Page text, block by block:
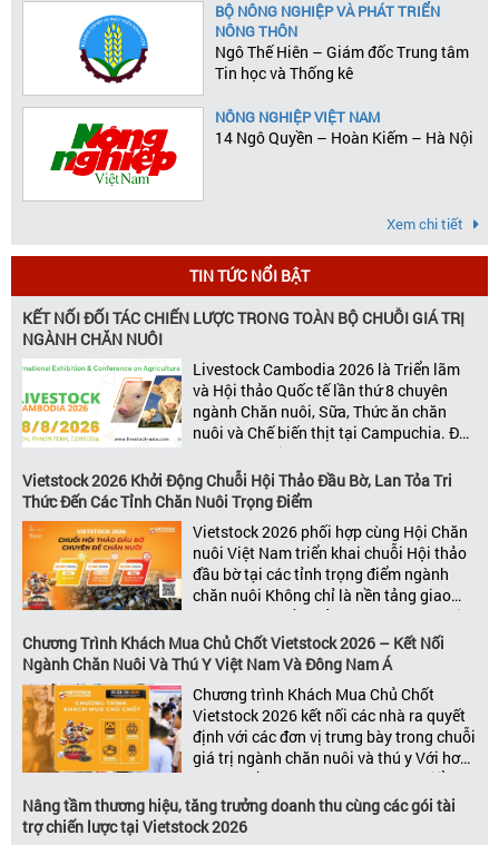
BỘ NÔNG NGHIỆP VÀ PHÁT TRIỂN
NÔNG THÔN
Ngô Thế Hiên – Giám đốc Trung tâm
Tin học và Thống kê
NÔNG NGHIỆP VIỆT NAM
14 Ngô Quyền – Hoàn Kiếm – Hà Nội
Xem chi tiết
TIN TỨC NỔI BẬT
KẾT NỐI ĐỐI TÁC CHIẾN LƯỢC TRONG TOÀN BỘ CHUỖI GIÁ TRỊ
NGÀNH CHĂN NUÔI
Livestock Cambodia 2026 là Triển lãm
và Hội thảo Quốc tế lần thứ 8 chuyên
ngành Chăn nuôi, Sữa, Thức ăn chăn
nuôi và Chế biến thịt tại Campuchia. Đây
được đánh giá là một trong những sự
kiện thương mại thường niên uy tín và
đáng chú ý nhất của ngành nông nghiệp
– chăn […]
Vietstock 2026 Khởi Động Chuỗi Hội Thảo Đầu Bờ, Lan Tỏa Tri
Thức Đến Các Tỉnh Chăn Nuôi Trọng Điểm
Vietstock 2026 phối hợp cùng Hội Chăn
nuôi Việt Nam triển khai chuỗi Hội thảo
đầu bờ tại các tỉnh trọng điểm ngành
chăn nuôi Không chỉ là nền tảng giao
thương hàng đầu của ngành chăn nuôi
và thú y, Vietstock còn là triển lãm duy
nhất tại Việt Nam tổ chức thường niên
Chương Trình Khách Mua Chủ Chốt Vietstock 2026 – Kết Nối
Ngành Chăn Nuôi Và Thú Y Việt Nam Và Đông Nam Á
Chương trình Khách Mua Chủ Chốt
Vietstock 2026 kết nối các nhà ra quyết
định với các đơn vị trưng bày trong chuỗi
giá trị ngành chăn nuôi và thú y Với hơn
20 năm đồng hành cùng sự phát triển
của ngành chăn nuôi Việt Nam,
Vietstock đã khẳng định vị thế là triển […]
Nâng tầm thương hiệu, tăng trưởng doanh thu cùng các gói tài
trợ chiến lược tại Vietstock 2026